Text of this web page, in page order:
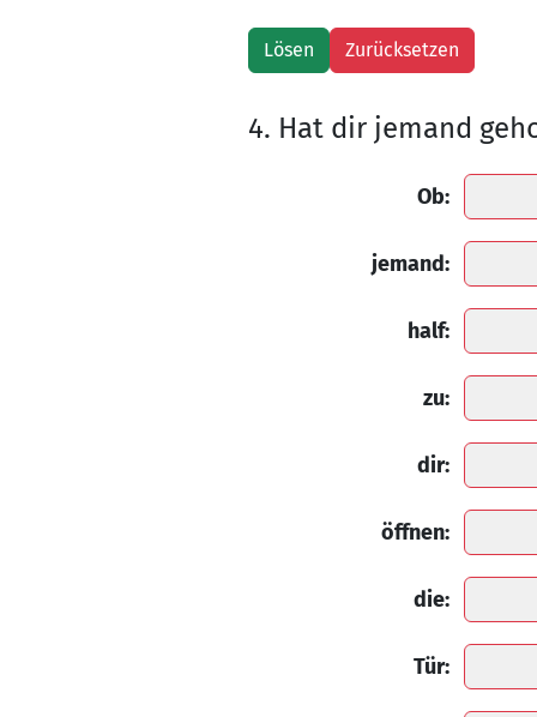
4. Hat dir jemand
Ob:
jemand:
half:
zu:
dir:
öffnen:
die:
Tür: